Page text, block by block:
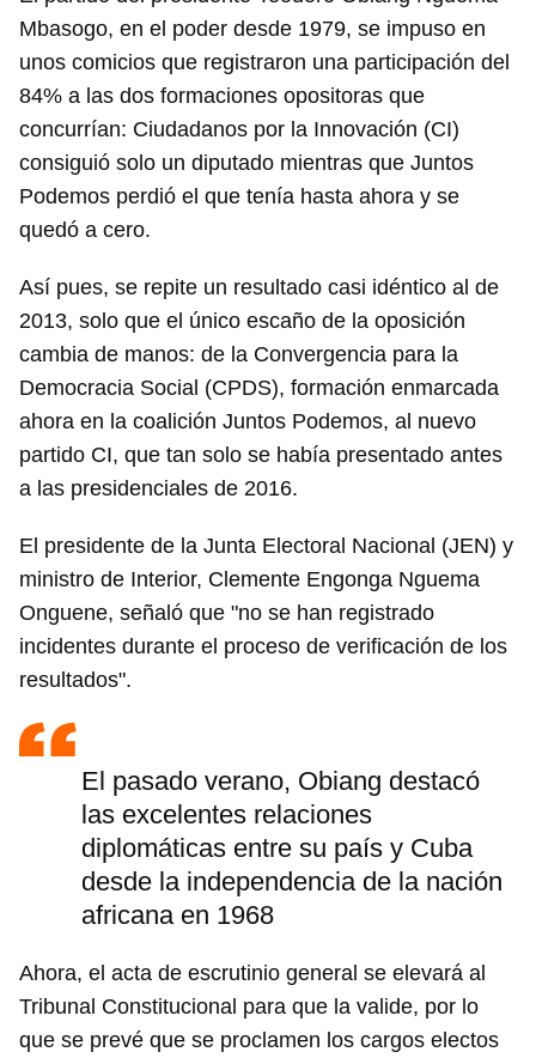
Mbasogo, en el poder desde 1979, se impuso en
unos comicios que registraron una participación del
84% a las dos formaciones opositoras que
concurrían: Ciudadanos por la Innovación (CI)
consiguió solo un diputado mientras que Juntos
Podemos perdió el que tenía hasta ahora y se
quedó a cero.
Así pues, se repite un resultado casi idéntico al de
2013, solo que el único escaño de la oposición
cambia de manos: de la Convergencia para la
Democracia Social (CPDS), formación enmarcada
ahora en la coalición Juntos Podemos, al nuevo
partido CI, que tan solo se había presentado antes
a las presidenciales de 2016.
El presidente de la Junta Electoral Nacional (JEN) y
ministro de Interior, Clemente Engonga Nguema
Onguene, señaló que "no se han registrado
incidentes durante el proceso de verificación de los
resultados".
El pasado verano, Obiang destacó
las excelentes relaciones
diplomáticas entre su país y Cuba
desde la independencia de la nación
africana en 1968
Ahora, el acta de escrutinio general se elevará al
Tribunal Constitucional para que la valide, por lo
que se prevé que se proclamen los cargos electos